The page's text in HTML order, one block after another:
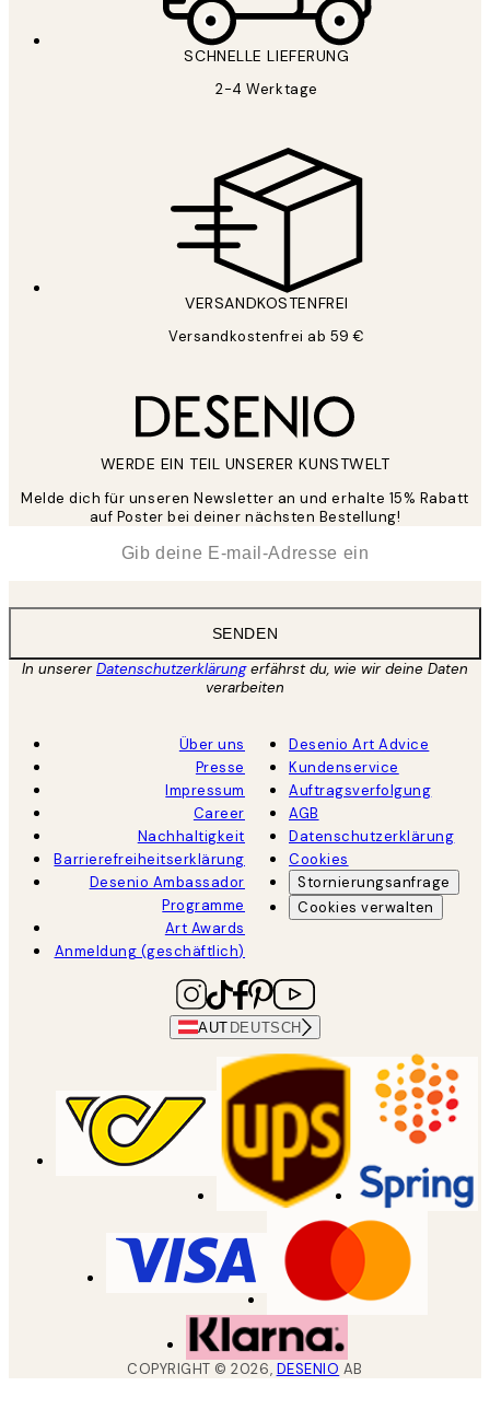
SCHNELLE LIEFERUNG
2-4 Werktage
VERSANDKOSTENFREI
Versandkostenfrei ab 59 €
WERDE EIN TEIL UNSERER KUNSTWELT
Melde dich für unseren Newsletter an und erhalte 15% Rabatt
auf Poster bei deiner nächsten Bestellung!
SENDEN
In unsererDatenschutzerklärungerfährst du, wie wir deine Daten
verarbeiten
Über uns
Presse
Impressum
Career
Nachhaltigkeit
Barrierefreiheitserklärung
Desenio Ambassador
Programme
Art Awards
Anmeldung (geschäftlich)
Desenio Art Advice
Kundenservice
Auftragsverfolgung
AGB
Datenschutzerklärung
Cookies
Stornierungsanfrage
Cookies verwalten
AUT DEUTSCH
COPYRIGHT ©2026, DESENIO AB